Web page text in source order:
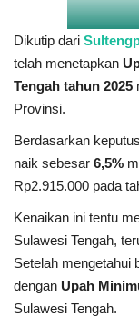
Dikutip dari
telah menetapkan
Tengah tahun 2025
Provinsi.
Berdasarkan
naik sebesar 6,5%
Rp2.915.000 pada
Kenaikan ini tentu
Sulawesi Tengah,
Setelah mengetahui
dengan Upah
Sulawesi Tengah.